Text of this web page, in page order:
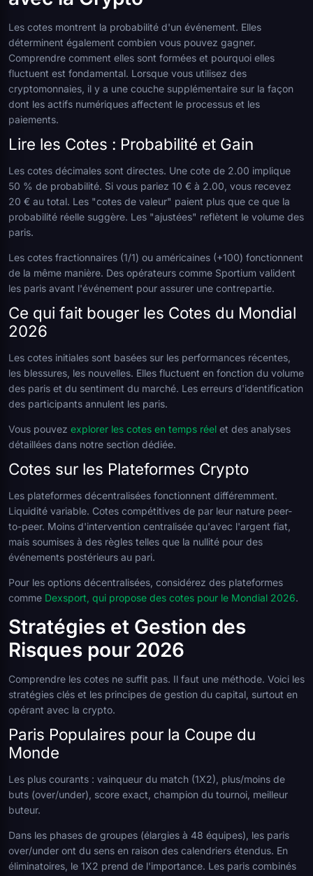
Les cotes montrent la probabilité d'un événement. Elles
déterminent également combien vous pouvez gagner.
Comprendre comment elles sont formées et pourquoi elles
fluctuent est fondamental. Lorsque vous utilisez des
cryptomonnaies, il y a une couche supplémentaire sur la façon
dont les actifs numériques affectent le processus et les
paiements.
Lire les Cotes : Probabilité et Gain
Les cotes décimales sont directes. Une cote de 2.00 implique
50 % de probabilité. Si vous pariez 10 € à 2.00, vous recevez
20 € au total. Les "cotes de valeur" paient plus que ce que la
probabilité réelle suggère. Les "ajustées" reflètent le volume des
paris.
Les cotes fractionnaires (1/1) ou américaines (+100) fonctionnent
de la même manière. Des opérateurs comme Sportium valident
les paris avant l'événement pour assurer une contrepartie.
Ce qui fait bouger les Cotes du Mondial
2026
Les cotes initiales sont basées sur les performances récentes,
les blessures, les nouvelles. Elles fluctuent en fonction du volume
des paris et du sentiment du marché. Les erreurs d'identification
des participants annulent les paris.
Vous pouvez explorer les cotes en temps réel et des analyses
détaillées dans notre section dédiée.
Cotes sur les Plateformes Crypto
Les plateformes décentralisées fonctionnent différemment.
Liquidité variable. Cotes compétitives de par leur nature peer-
to-peer. Moins d'intervention centralisée qu'avec l'argent fiat,
mais soumises à des règles telles que la nullité pour des
événements postérieurs au pari.
Pour les options décentralisées, considérez des plateformes
comme Dexsport, qui propose des cotes pour le Mondial 2026.
Stratégies et Gestion des
Risques pour 2026
Comprendre les cotes ne suffit pas. Il faut une méthode. Voici les
stratégies clés et les principes de gestion du capital, surtout en
opérant avec la crypto.
Paris Populaires pour la Coupe du
Monde
Les plus courants : vainqueur du match (1X2), plus/moins de
buts (over/under), score exact, champion du tournoi, meilleur
buteur.
Dans les phases de groupes (élargies à 48 équipes), les paris
over/under ont du sens en raison des calendriers étendus. En
éliminatoires, le 1X2 prend de l'importance. Les paris combinés